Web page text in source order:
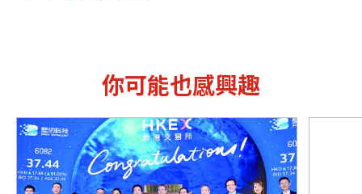
你可能也感興趣